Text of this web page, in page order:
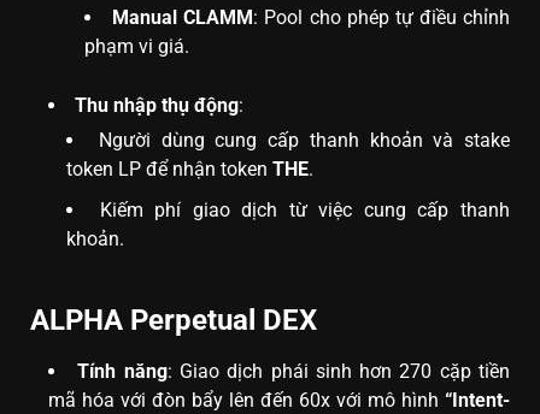
Manual CLAMM : Pool cho phép tự điều chỉnh
phạm vi giá.
Thu nhập thụ động:
Người dùng cung cấp thanh khoản và stake
token LP để nhận token THE.
Kiếm phí giao dịch từ việc cung cấp thanh
khoản.
ALPHA Perpetual DEX
Tính năng: Giao dịch phái sinh hơn 270 cặp tiền
mã hóa với đòn bẩy lên đến 60x với mô hình “Intent-